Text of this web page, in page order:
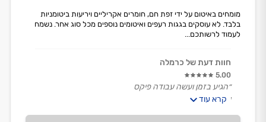
מומחים באיטום על ידי זפת חם, חומרים אקריליים ויריעות ביטומניות
בלבד. לא עוסקים בגגות רעפים ואיטומים נוספים מכל סוג אחר. נשמח
לעמוד לרשותכם...
חוות דעת של כרמלה
5.00
״הגיע בזמן ועשה עבודה פיקס
ישר ואמין
קרא עוד